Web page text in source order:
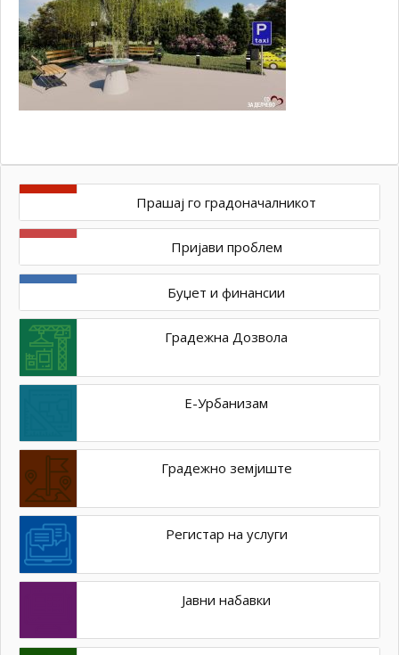
Прашај го градоначалникот
Пријави проблем
Буџет и финансии
Градежна Дозвола
Е-Урбанизам
Градежно земјиште
Регистар на услуги
Јавни набавки